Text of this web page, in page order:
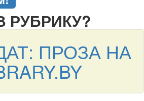
РУБРИКУ?
ПРОЗА НА